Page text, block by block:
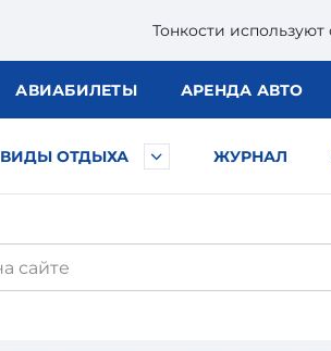
Тонкости
АВИАБИЛЕТЫ АРЕНДА АВТО
ВИДЫ ОТДЫХА ЖУРНАЛ